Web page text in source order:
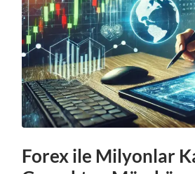
Forex ile Milyonlar